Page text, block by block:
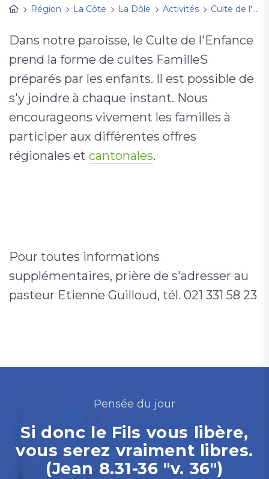
Région
La Côte La Dôle Activités Culte de l'Enfance
Dans notre paroisse, le Culte de l'Enfance
prend la forme de cultes FamilleS
préparés par les enfants. Il est possible de
s'y joindre à chaque instant. Nous
encourageons vivement les familles à
participer aux différentes offres
régionales et cantonales.
Pour toutes informations
supplémentaires, prière de s'adresser au
pasteur Etienne Guilloud, tél. 021 331 58 23
Pensée du jour
Si donc le Fils vous libère,
vous serez vraiment libres.
(Jean 8.31-36 "v. 36")